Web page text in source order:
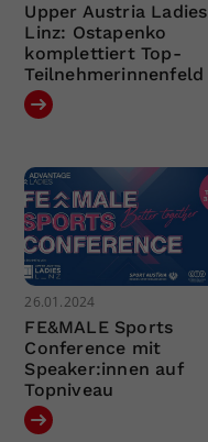
Upper Austria Ladies
Linz: Ostapenko
komplettiert Top-
Teilnehmerinnenfeld
26.01.2024
FE&MALE Sports
Conference mit
Speaker:innen auf
Topniveau